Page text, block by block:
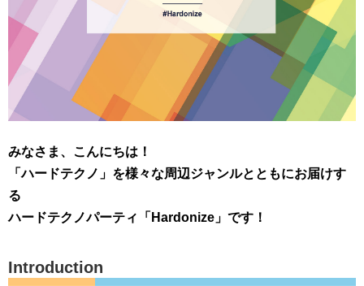
みなさま、こんにちは！
「ハードテクノ」を様々な周辺ジャンルとともにお届けす
る
ハードテクノパーティ「Hardonize」です！
Introduction